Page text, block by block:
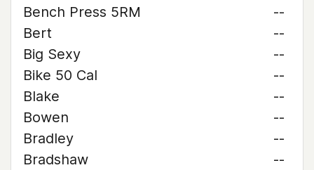
Bench Press 5RM
--
Bert
--
Big Sexy
--
Bike 50 Cal
--
Blake
--
Bowen
--
Bradley
--
Bradshaw
--